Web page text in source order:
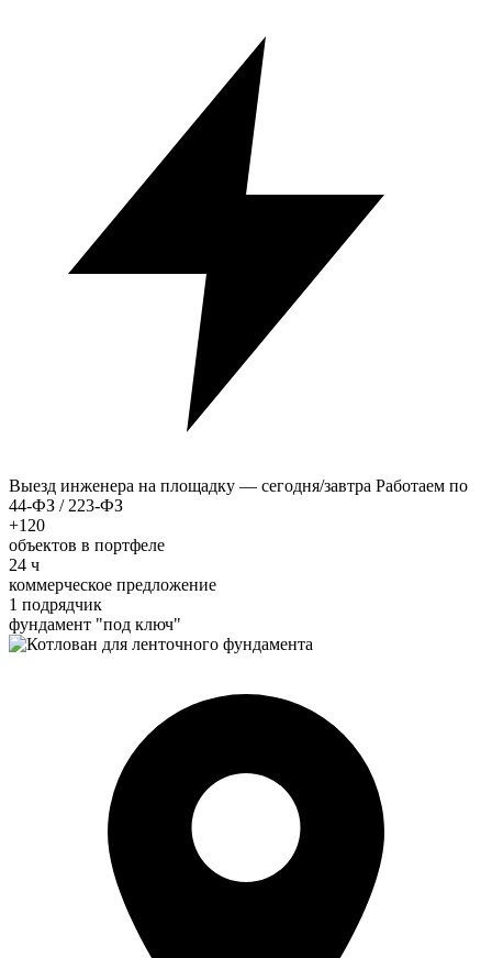
Выезд инженера на площадку — сегодня/завтра Работаем по
44-ФЗ / 223-ФЗ
+120
объектов в портфеле
24 ч
коммерческое предложение
1 подрядчик
фундамент "под ключ"